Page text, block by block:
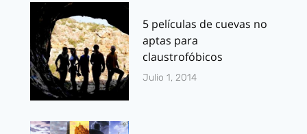
5 películas de cuevas no
aptas para
claustrofóbicos
Julio 1, 2014